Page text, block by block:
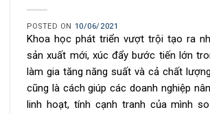
POSTED ON 10/06/2021
Khoa học phát triển vượt trội tạo ra
sản xuất mới, xúc đẩy bước tiến lớn
làm gia tăng năng suất và cả chất
cũng là cách giúp các doanh nghiệp
linh hoạt, tính cạnh tranh của mình